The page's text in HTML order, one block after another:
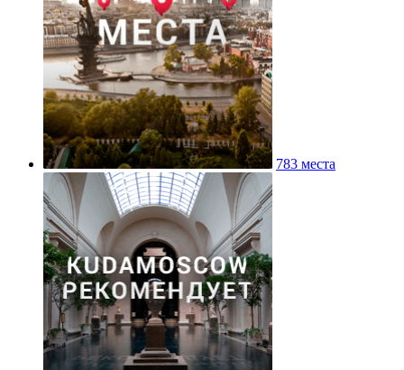
783 места